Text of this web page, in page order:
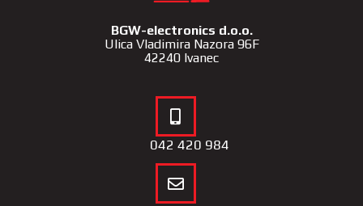
BGW-electronics d.o.o.
Ulica Vladimira Nazora 96F
42240 Ivanec
042 420 984